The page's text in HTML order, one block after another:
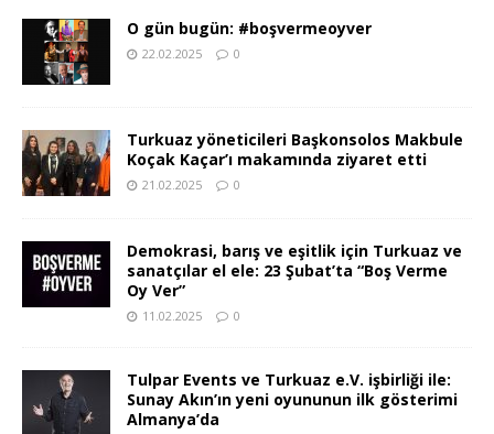
O gün bugün: #boşvermeoyver
22.02.2025 0
Turkuaz yöneticileri Başkonsolos Makbule
Koçak Kaçar’ı makamında ziyaret etti
21.02.2025 0
Demokrasi, barış ve eşitlik için Turkuaz ve
sanatçılar el ele: 23 Şubat’ta “Boş Verme
Oy Ver”
11.02.2025 0
Tulpar Events ve Turkuaz e.V. işbirliği ile:
Sunay Akın’ın yeni oyununun ilk gösterimi
Almanya’da